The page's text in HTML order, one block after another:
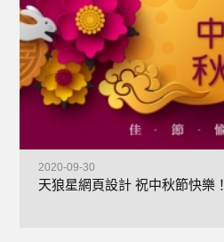
2020-09-30
天狼星網頁設計 祝中秋節快樂！